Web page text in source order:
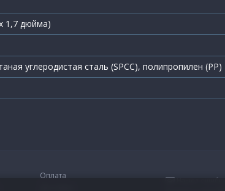
1,7 дюйма)
углеродистая сталь (SPCC), полипропилен (PP)
Оплата
Нашел ошибку?